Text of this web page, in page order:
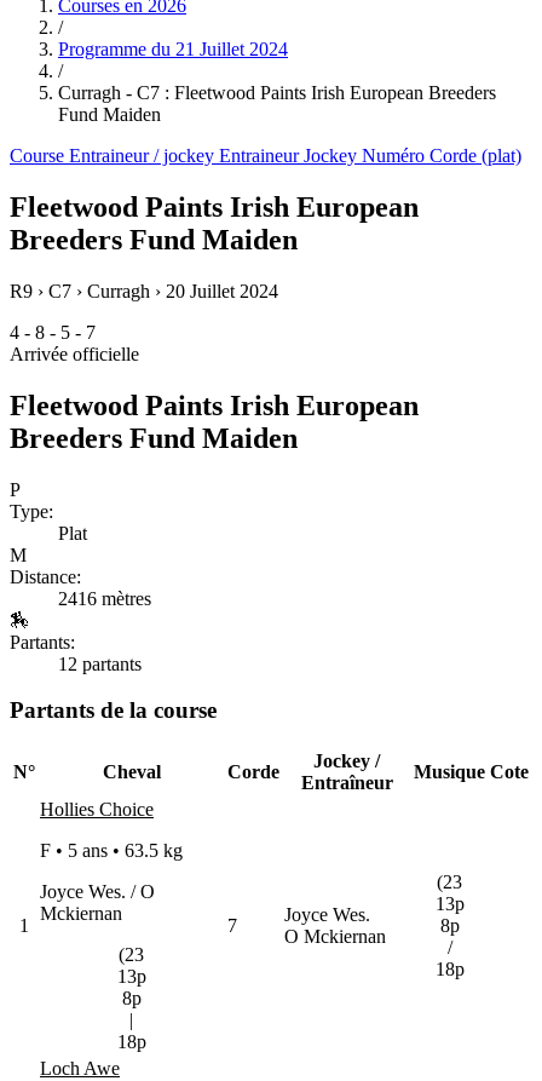
Courses en 2026
/
Programme du 21 Juillet 2024
/
Curragh - C7 : Fleetwood Paints Irish European Breeders
Fund Maiden
Course Entraineur / jockey EntraineurJockey Numéro Corde (plat)
Fleetwood Paints Irish European
Breeders Fund Maiden
R9 › C7 › Curragh › 20 Juillet 2024
4 - 8 - 5 - 7
Arrivée officielle
Fleetwood Paints Irish European
Breeders Fund Maiden
P
Type:
Plat
M
Distance:
2416 mètres
🏇
Partants:
12 partants
Partants de la course
N° Cheval Corde
Jockey /
Entraîneur
Musique Cote
1
Hollies Choice
F • 5 ans • 63.5 kg
Joyce Wes. / O
Mckiernan
(23
13p
8p
|
18p
7
Joyce Wes.
O Mckiernan
(23
13p
8p
/
18p
Loch Awe